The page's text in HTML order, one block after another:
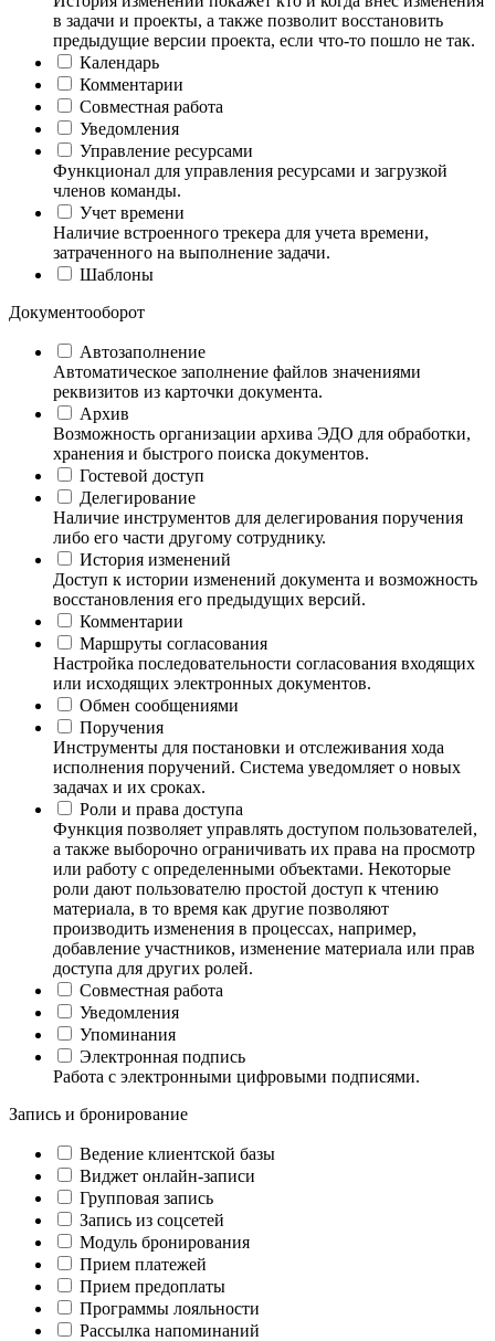
в задачи и проекты, а также позволит восстановить
предыдущие версии проекта, если что-то пошло не так.
Календарь
Комментарии
Совместная работа
Уведомления
Управление ресурсами
Функционал для управления ресурсами и загрузкой
членов команды.
Учет времени
Наличие встроенного трекера для учета времени,
затраченного на выполнение задачи.
Шаблоны
Документооборот
Автозаполнение
Автоматическое заполнение файлов значениями
реквизитов из карточки документа.
Архив
Возможность организации архива ЭДО для обработки,
хранения и быстрого поиска документов.
Гостевой доступ
Делегирование
Наличие инструментов для делегирования поручения
либо его части другому сотруднику.
История изменений
Доступ к истории изменений документа и возможность
восстановления его предыдущих версий.
Комментарии
Маршруты согласования
Настройка последовательности согласования входящих
или исходящих электронных документов.
Обмен сообщениями
Поручения
Инструменты для постановки и отслеживания хода
исполнения поручений. Система уведомляет о новых
задачах и их сроках.
Роли и права доступа
Функция позволяет управлять доступом пользователей,
а также выборочно ограничивать их права на просмотр
или работу с определенными объектами. Некоторые
роли дают пользователю простой доступ к чтению
материала, в то время как другие позволяют
производить изменения в процессах, например,
добавление участников, изменение материала или прав
доступа для других ролей.
Совместная работа
Уведомления
Упоминания
Электронная подпись
Работа с электронными цифровыми подписями.
Запись и бронирование
Ведение клиентской базы
Виджет онлайн-записи
Групповая запись
Запись из соцсетей
Модуль бронирования
Прием платежей
Прием предоплаты
Программы лояльности
Рассылка напоминаний